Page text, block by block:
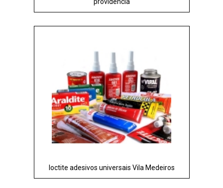
loctite adesivos universais Vila Medeiros